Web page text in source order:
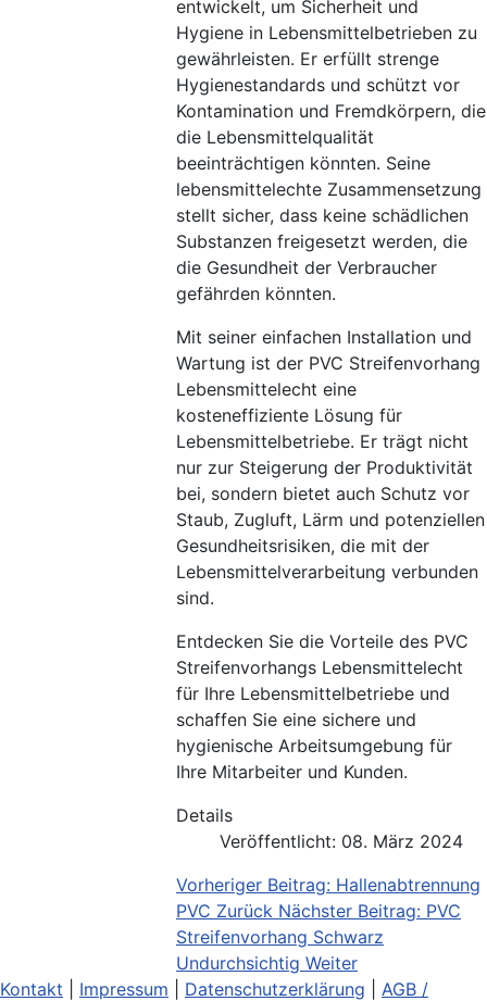
entwickelt, um Sicherheit und
Hygiene in Lebensmittelbetrieben zu
gewährleisten. Er erfüllt strenge
Hygienestandards und schützt vor
Kontamination und Fremdkörpern, die
die Lebensmittelqualität
beeinträchtigen könnten. Seine
lebensmittelechte Zusammensetzung
stellt sicher, dass keine schädlichen
Substanzen freigesetzt werden, die
die Gesundheit der Verbraucher
gefährden könnten.
Mit seiner einfachen Installation und
Wartung ist der PVC Streifenvorhang
Lebensmittelecht eine
kosteneffiziente Lösung für
Lebensmittelbetriebe. Er trägt nicht
nur zur Steigerung der Produktivität
bei, sondern bietet auch Schutz vor
Staub, Zugluft, Lärm und potenziellen
Gesundheitsrisiken, die mit der
Lebensmittelverarbeitung verbunden
sind.
Entdecken Sie die Vorteile des PVC
Streifenvorhangs Lebensmittelecht
für Ihre Lebensmittelbetriebe und
schaffen Sie eine sichere und
hygienische Arbeitsumgebung für
Ihre Mitarbeiter und Kunden.
Details
Veröffentlicht: 08. März 2024
Vorheriger Beitrag: Hallenabtrennung
PVC Zurück Nächster Beitrag: PVC
Streifenvorhang Schwarz
Undurchsichtig Weiter
Kontakt
Impressum Datenschutzerklärung AGB /